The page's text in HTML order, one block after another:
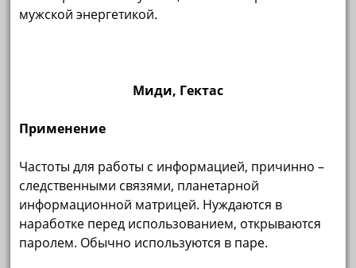
мужской энергетикой.
Миди, Гектас
Применение
Частоты для работы с информацией, причинно –
следственными связями, планетарной
информационной матрицей. Нуждаются в
наработке перед использованием, открываются
паролем. Обычно используются в паре.